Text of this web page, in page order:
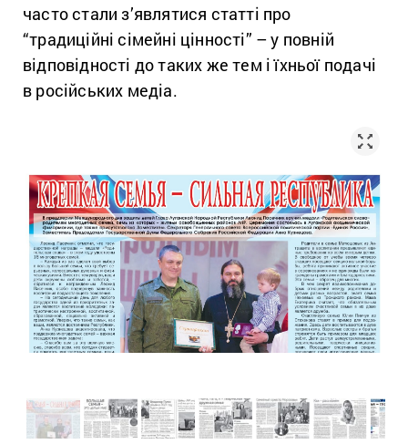
часто стали з’являтися статті про
“традиційні сімейні цінності” – у повній
відповідності до таких же тем і їхньої подачі
в російських медіа.